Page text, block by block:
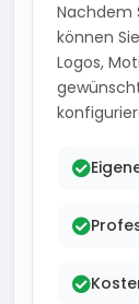
Nachdem
können
Logos,